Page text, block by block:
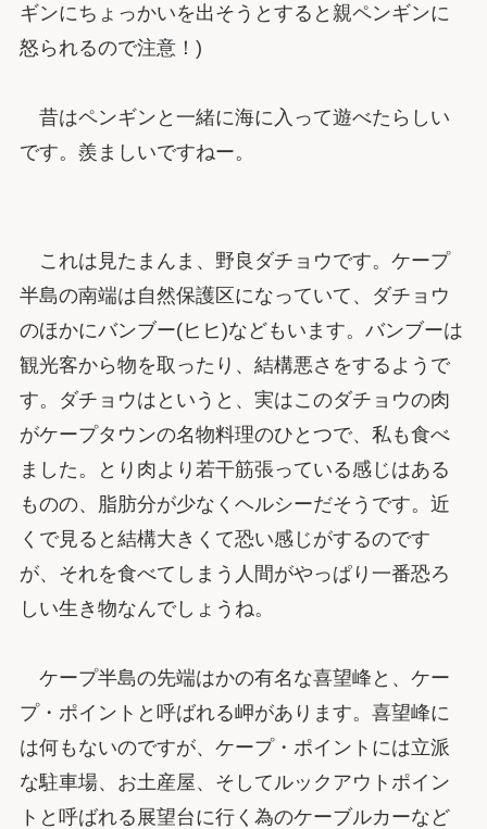
ギンにちょっかいを出そうとすると親ペンギンに
怒られるので注意！)
昔はペンギンと一緒に海に入って遊べたらしい
です。羨ましいですねー。
これは見たまんま、野良ダチョウです。ケープ
半島の南端は自然保護区になっていて、ダチョウ
のほかにバンブー(ヒヒ)などもいます。バンブーは
観光客から物を取ったり、結構悪さをするようで
す。ダチョウはというと、実はこのダチョウの肉
がケープタウンの名物料理のひとつで、私も食べ
ました。とり肉より若干筋張っている感じはある
ものの、脂肪分が少なくヘルシーだそうです。近
くで見ると結構大きくて恐い感じがするのです
が、それを食べてしまう人間がやっぱり一番恐ろ
しい生き物なんでしょうね。
ケープ半島の先端はかの有名な喜望峰と、ケー
プ・ポイントと呼ばれる岬があります。喜望峰に
は何もないのですが、ケープ・ポイントには立派
な駐車場、お土産屋、そしてルックアウトポイン
トと呼ばれる展望台に行く為のケーブルカーなど